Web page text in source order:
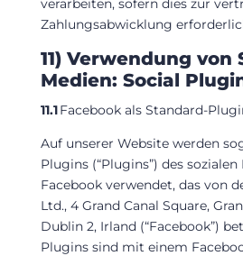
verarbeiten, sofern dies zur
Zahlungsabwicklung
11) Verwendung von
Medien: Social
11.1Facebook als Standard-
Auf unserer Website werden
Plugins (“Plugins”) des
Facebook verwendet, das von
Ltd., 4 Grand Canal Square,
Dublin 2, Irland (“Facebook”)
Plugins sind mit einem